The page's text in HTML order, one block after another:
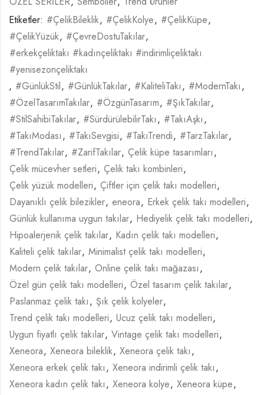
Etiketler: #ÇelikBileklik, #ÇelikKolye, #ÇelikKüpe,
#ÇelikYüzük, #ÇevreDostuTakılar,
#erkekçeliktakı #kadınçeliktakı #indirimliçeliktakı
#yenisezonçeliktakı
, #GünlükStil, #GünlükTakılar, #KaliteliTakı, #ModernTakı,
#ÖzelTasarımTakılar, #ÖzgünTasarım, #ŞıkTakılar,
#StilSahibiTakılar, #SürdürülebilirTakı, #TakıAşkı,
#TakıModası, #TakıSevgisi, #TakıTrendi, #TarzTakılar,
#TrendTakılar, #ZarifTakılar, Çelik küpe tasarımları,
Çelik mücevher setleri, Çelik takı kombinleri,
Çelik yüzük modelleri, Çiftler için çelik takı modelleri,
Dayanıklı çelik bilezikler, eneora, Erkek çelik takı modelleri,
Günlük kullanıma uygun takılar, Hediyelik çelik takı modelleri,
Hipoalerjenik çelik takılar, Kadın çelik takı modelleri,
Kaliteli çelik takılar, Minimalist çelik takı modelleri,
Modern çelik takılar, Online çelik takı mağazası,
Özel gün çelik takı modelleri, Özel tasarım çelik takılar,
Paslanmaz çelik takı, Şık çelik kolyeler,
Trend çelik takı modelleri, Ucuz çelik takı modelleri,
Uygun fiyatlı çelik takılar, Vintage çelik takı modelleri,
Xeneora, Xeneora bileklik, Xeneora çelik takı,
Xeneora erkek çelik takı, Xeneora indirimli çelik takı,
Xeneora kadın çelik takı, Xeneora kolye, Xeneora küpe,